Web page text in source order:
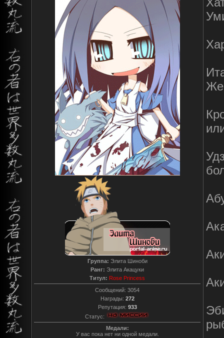
Группа: Элита Шиноби
Ранг: Элита Акацуки
Титул: Rose Princess
Сообщений: 3054
Награды: 272
Репутация: 933
Статус:
Медали:
У вас пока нет ни одной медали.